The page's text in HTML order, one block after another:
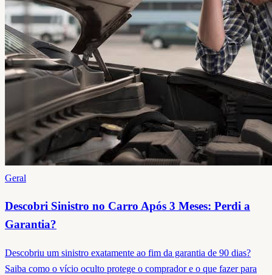
Geral
Descobri Sinistro no Carro Após 3 Meses: Perdi a
Garantia?
Descobriu um sinistro exatamente ao fim da garantia de 90 dias?
Saiba como o vício oculto protege o comprador e o que fazer para